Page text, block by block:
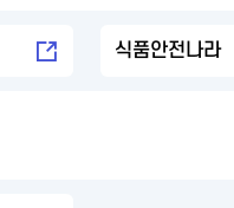
식품안전나라